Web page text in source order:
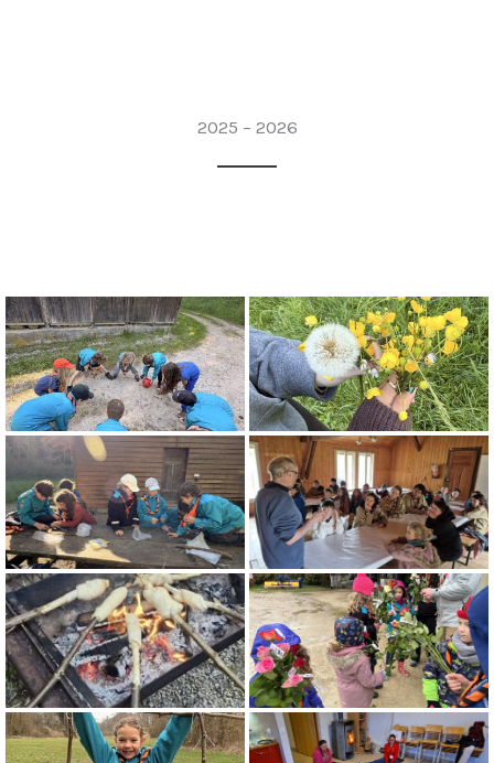
2025 – 2026